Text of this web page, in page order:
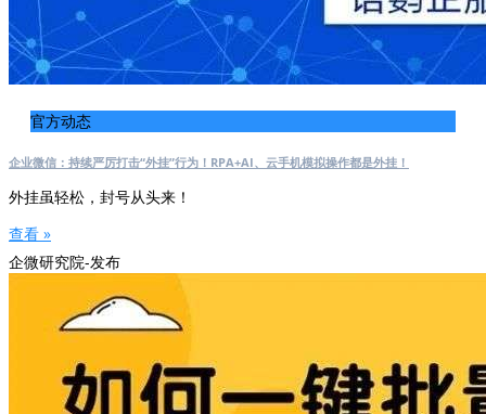
官方动态
企业微信：持续严厉打击“外挂”行为！RPA+AI、云手机模拟操作都是外挂！
外挂虽轻松，封号从头来！
查看 »
企微研究院-发布